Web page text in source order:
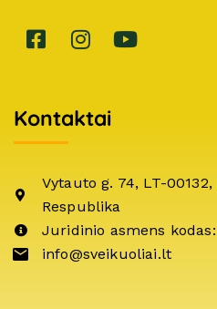
Kontaktai
Vytauto g. 74, LT-
Respublika
Juridinio asmens kodas:
info@sveikuoliai.lt